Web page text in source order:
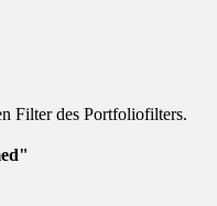
Filter des Portfoliofilters.